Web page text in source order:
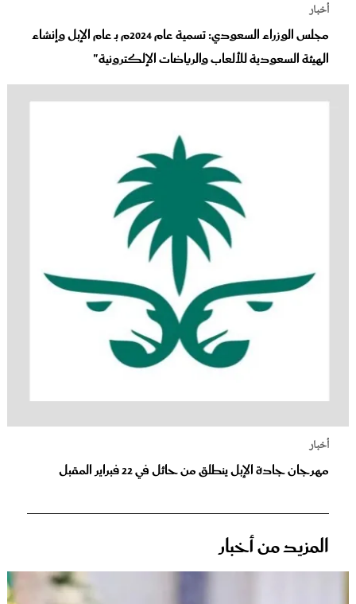
أخبار
مجلس الوزراء السعودي: تسمية عام 2024م بـ عام الإبل وإنشاء
الهيئة السعودية للألعاب والرياضات الإلكترونية"
أخبار
مهرجان جادة الإبل ينطلق من حائل في 22 فبراير المقبل
المزيد من أخبار